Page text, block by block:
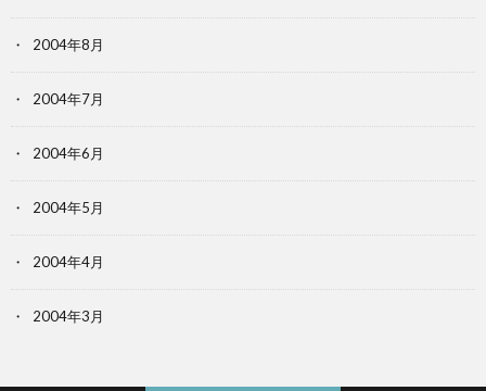
2004年8月
2004年7月
2004年6月
2004年5月
2004年4月
2004年3月